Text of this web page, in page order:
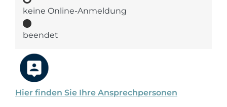
Hier finden Sie Ihre Ansprechpersonen
keine Online-Anmeldung
beendet